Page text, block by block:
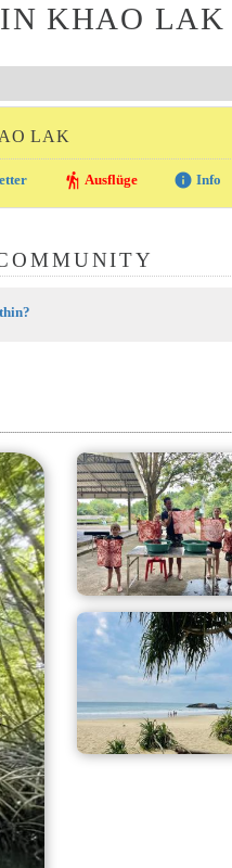
KHAO LAK
LAK
hiking Ausflüge info Info